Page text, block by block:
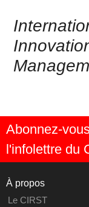
Abonnez-
l'infolettre du
À propos
Le CIRST